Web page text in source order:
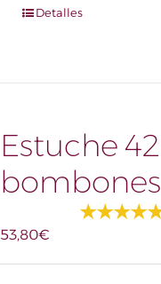
Detalles
Estuche 42
bombones
53,80€